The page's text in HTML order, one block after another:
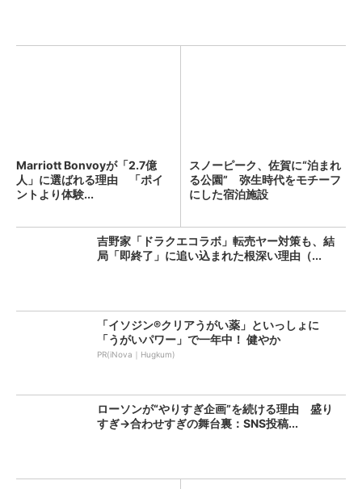
Marriott Bonvoyが「2.7億
人」に選ばれる理由 「ポイ
ントより体験...
スノーピーク、佐賀に“泊まれ
る公園” 弥生時代をモチーフ
にした宿泊施設
吉野家「ドラクエコラボ」転売ヤー対策も、結
局「即終了」に追い込まれた根深い理由（...
「イソジン®クリアうがい薬」といっしょに
「うがいパワー」で一年中！ 健やか
PR(iNova｜Hugkum)
ローソンが“やりすぎ企画”を続ける理由 盛り
すぎ→合わせすぎの舞台裏：SNS投稿...